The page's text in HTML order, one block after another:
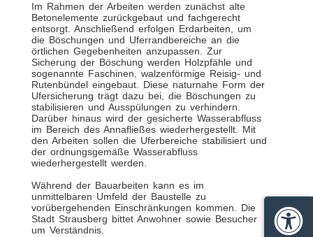
Im Rahmen der Arbeiten werden zunächst alte
Betonelemente zurückgebaut und fachgerecht
entsorgt. Anschließend erfolgen Erdarbeiten, um
die Böschungen und Uferrandbereiche an die
örtlichen Gegebenheiten anzupassen. Zur
Sicherung der Böschung werden Holzpfähle und
sogenannte Faschinen, walzenförmige Reisig- und
Rutenbündel eingebaut. Diese naturnahe Form der
Ufersicherung trägt dazu bei, die Böschungen zu
stabilisieren und Ausspülungen zu verhindern.
Darüber hinaus wird der gesicherte Wasserabfluss
im Bereich des Annafließes wiederhergestellt. Mit
den Arbeiten sollen die Uferbereiche stabilisiert und
der ordnungsgemäße Wasserabfluss
wiederhergestellt werden.
Während der Bauarbeiten kann es im
unmittelbaren Umfeld der Baustelle zu
vorübergehenden Einschränkungen kommen. Die
Stadt Strausberg bittet Anwohner sowie Besucher
um Verständnis.